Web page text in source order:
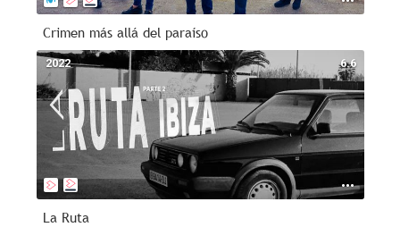
Crimen más allá del paraíso
6.6
2022
La Ruta